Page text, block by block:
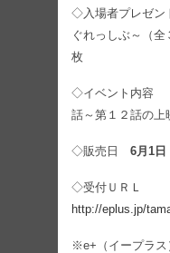
◇入場者プレゼン
ぐれっしぶ～（
枚
◇イベント内容
話～第１２話の上
◇販売日 6月1日
◇受付ＵＲＬ
http://eplus.jp/
※e+（イープラス